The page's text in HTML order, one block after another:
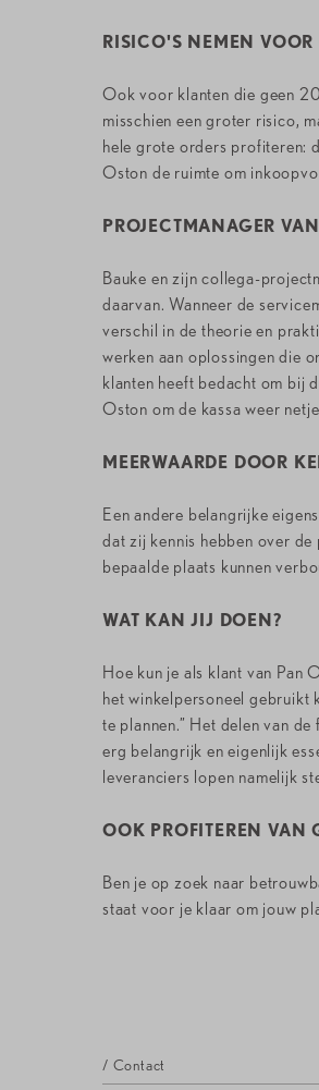
RISICO'S NEMEN VOOR
Ook voor klanten die geen
misschien een groter risico,
hele grote orders profiteren:
Oston de ruimte om
PROJECTMANAGER
Bauke en zijn collega-
daarvan. Wanneer de
verschil in de theorie en
werken aan oplossingen die
klanten heeft bedacht om bij
Oston om de kassa weer
MEERWAARDE DOOR
Een andere belangrijke
dat zij kennis hebben over de
bepaalde plaats kunnen
WAT KAN JIJ DOEN?
Hoe kun je als klant van Pan
het winkelpersoneel gebruikt
te plannen.” Het delen van
erg belangrijk en eigenlijk
leveranciers lopen namelijk
OOK PROFITEREN VAN
Ben je op zoek naar
staat voor je klaar om jouw
/ Contact